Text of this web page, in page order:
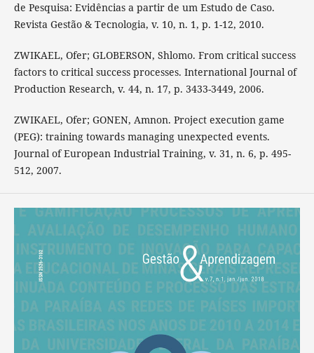
de Pesquisa: Evidências a partir de um Estudo de Caso.
Revista Gestão & Tecnologia, v. 10, n. 1, p. 1-12, 2010.
ZWIKAEL, Ofer; GLOBERSON, Shlomo. From critical success
factors to critical success processes. International Journal of
Production Research, v. 44, n. 17, p. 3433-3449, 2006.
ZWIKAEL, Ofer; GONEN, Amnon. Project execution game
(PEG): training towards managing unexpected events.
Journal of European Industrial Training, v. 31, n. 6, p. 495-
512, 2007.